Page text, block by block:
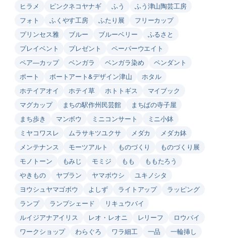
ヒラメ
ピンクネコヤナギ ふう
ふう津山陶芸工房
フォト
ふくやす工房 ふたり展
フリーカップ
プリンセス雅
ブルー ブルーベリー
ふるさと
プレイベント
プレゼント
ペーパーウエイト
ペア―カップ
ベンガラ ベンガラ染め
ペンダント
ポート
ポートアート&デザイン津山
ホタル
ホテイアオイ
ホテイ草 ホトトギス
マイブック
マグカップ
まちの駅作州民芸館
まちばの寺子屋
まち歩き
マンボウ ミニコンサート
ミニ小鉢
ミヤコワスレ
ムラサキツユクサ メダカ
メダカ鉢
メンテナンス
モーツアルト ものづくり
ものづくり展
モノトーン
もみじ モミジ もも
ももたろう
やきもの
ヤブラン ヤマボウシ
ユキノシタ
ヨウシュヤマゴボウ
よしず ライトアップ
ラッピング
ランプ
ランプシェード
リキュウバイ
ルイジアナアイリス
レオ・レオニ レリーフ
ロウバイ
ワークショップ
わらぐろ ワラ細工 一品
一輪挿し